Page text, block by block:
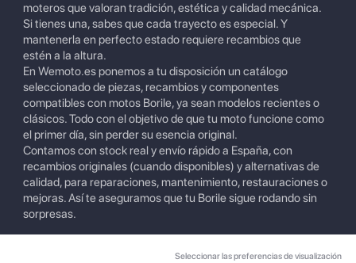
moteros que valoran tradición, estética y calidad mecánica.
Si tienes una, sabes que cada trayecto es especial. Y
mantenerla en perfecto estado requiere recambios que
estén a la altura.
En Wemoto.es ponemos a tu disposición un catálogo
seleccionado de piezas, recambios y componentes
compatibles con motos Borile, ya sean modelos recientes o
clásicos. Todo con el objetivo de que tu moto funcione como
el primer día, sin perder su esencia original.
Contamos con stock real y envío rápido a España, con
recambios originales (cuando disponibles) y alternativas de
calidad, para reparaciones, mantenimiento, restauraciones o
mejoras. Así te aseguramos que tu Borile sigue rodando sin
sorpresas.
Seleccionar las preferencias de visualización